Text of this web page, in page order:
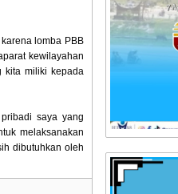
lomba PBB
kewilayahan
kita miliki kepada
saya yang
melaksanakan
dibutuhkan oleh